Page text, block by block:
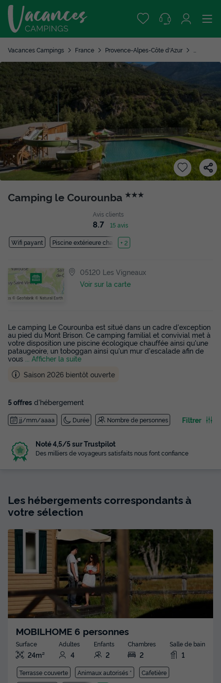
Vacances Campings France Provence-Alpes-Côte d'Azur
Camping le Courounba ★★★
Avis clients
8.7 15 avis
Wifi payant Piscine extérieure chauffée
+ 2
05120 Les Vigneaux
Voir sur la carte
Le camping Le Courounba est situé dans un cadre d'exception
au pied du Mont Brison. Ce camping familial et convivial met à
votre disposition une piscine écologique chauffée ainsi qu'une
pataugeoire, un toboggan ainsi qu'un mur d'escalade afin de
vous
... Afficher la suite
Saison 2026 bientôt ouverte
5 offres d'hébergement
jj/mm/aaaa Durée Nombre de personnes Filtrer
Noté 4,5/5 sur Trustpilot
Des milliers de voyageurs satisfaits nous font confiance
Les hébergements correspondants à
votre sélection
MOBILHOME 6 personnes
Surface
24m²
Adultes
4
Enfants
2
Chambres
2
Salle de bain
1
Terrasse couverte Animaux autorisés *
Cafetière